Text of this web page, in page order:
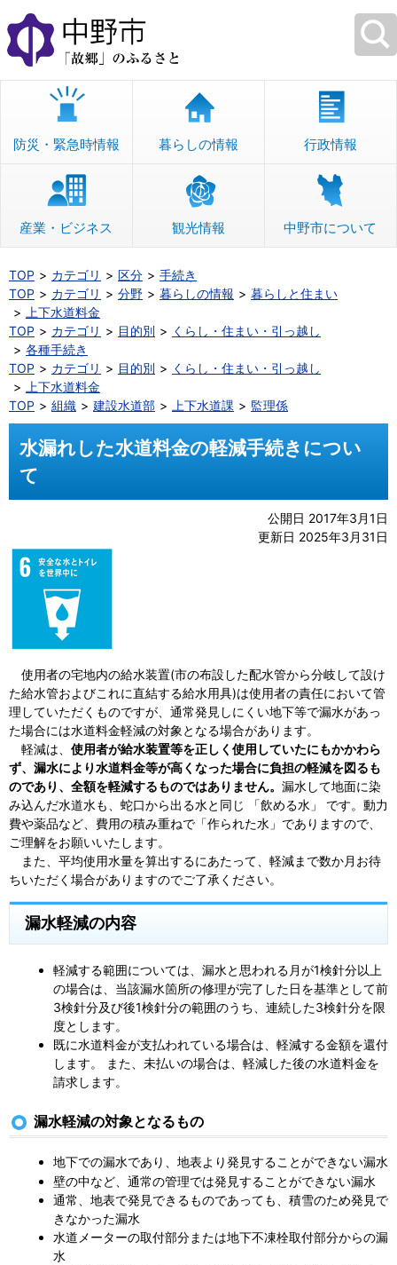
本
文
へ
移
防災・緊急時情報 暮らしの情報 行政情報
産業・ビジネス 観光情報 中野市について
TOP カテゴリ 区分
手続き
TOP
カテゴリ 分野 暮らしの情報
暮らしと住まい
上下水道料金
TOP
カテゴリ 目的別
くらし・住まい・引っ越し
各種手続き
TOP
カテゴリ 目的別
くらし・住まい・引っ越し
上下水道料金
TOP
組織 建設水道部 上下水道課 監理係
水漏れした水道料金の軽減手続きについ
て
公開日 2017年3月1日
更新日 2025年3月31日
使用者の宅地内の給水装置(市の布設した配水管から分岐して設け
た給水管およびこれに直結する給水用具)は使用者の責任において管
理していただくものですが、通常発見しにくい地下等で漏水があっ
た場合には水道料金軽減の対象となる場合があります。
軽減は、 使用者が給水装置等を正しく使用していたにもかかわら
ず、漏水により水道料金等が高くなった場合に負担の軽減を図るも
のであり、全額を軽減するものではありません。 漏水して地面に染
み込んだ水道水も、蛇口から出る水と同じ 「飲める水」 です。動力
費や薬品など、費用の積み重ねで「作られた水」でありますので、
ご理解をお願いいたします。
また、平均使用水量を算出するにあたって、軽減まで数か月お待
ちいただく場合がありますのでご了承ください。
漏水軽減の内容
軽減する範囲については、漏水と思われる月が1検針分以上
の場合は、当該漏水箇所の修理が完了した日を基準として前
3検針分及び後1検針分の範囲のうち、連続した3検針分を限
度とします。
既に水道料金が支払われている場合は、軽減する金額を還付
します。 また、未払いの場合は、軽減した後の水道料金を
請求します。
漏水軽減の対象となるもの
地下での漏水であり、地表より発見することができない漏水
壁の中など、通常の管理では発見することができない漏水
通常、地表で発見できるものであっても、積雪のため発見で
きなかった漏水
水道メーターの取付部分または地下不凍栓取付部分からの漏
水